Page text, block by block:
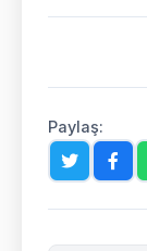
Paylaş: